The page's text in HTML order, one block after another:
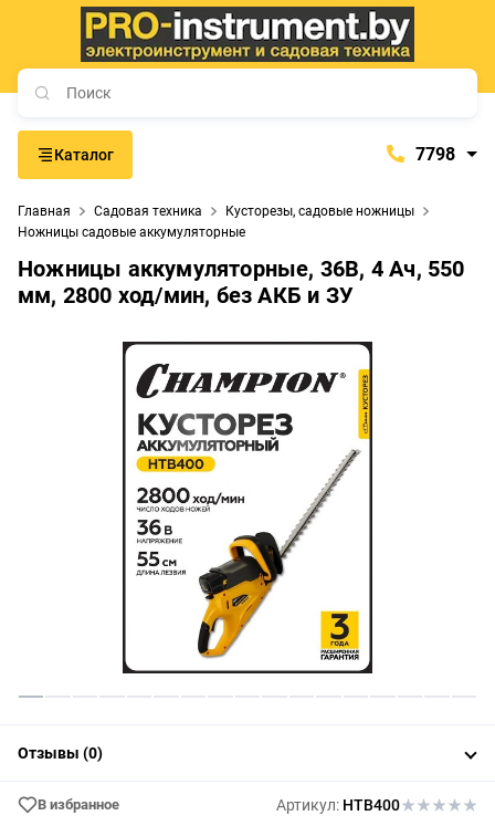
Каталог 7798
+375 (29) 765-57-74
proinstrument-minsk@mail.ru
Будние дни:с 9:00 до 21:00
Главная Садовая техника
Кусторезы, садовые ножницы
Ножницы садовые аккумуляторные
Ножницы аккумуляторные, 36В, 4 Ач, 550
мм, 2800 ход/мин, без АКБ и ЗУ
Отзывы (0)
В избранное Артикул: HTB400